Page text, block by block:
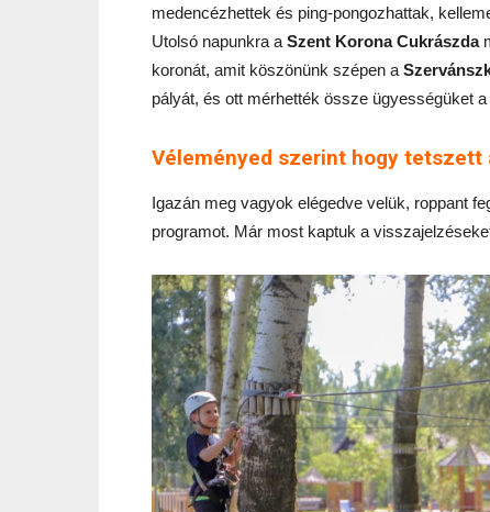
medencézhettek és ping-pongozhattak,
Utolsó napunkra a Szent Korona Cukrászda
koronát, amit köszönünk szépen a
pályát, és ott mérhették össze ügyességüket
Véleményed szerint hogy tetszett
Igazán meg vagyok elégedve velük, roppant
programot. Már most kaptuk a